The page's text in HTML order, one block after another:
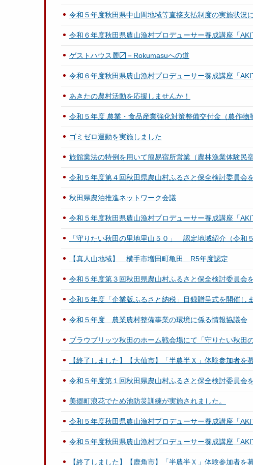
令和５年度秋田県中山間地域等直接支払制度の実施状況
令和６年度秋田県農山漁村プロデューサー養成講座「
ゲストハウス麓〼－Rokumasuへの道
令和６年度秋田県農山漁村プロデューサー養成講座「
あきたの農村活動を応援しませんか！
令和５年度 農業・食品産業強化対策整備交付金（農作物
ゴミゼロ運動を実施しました
旅館業法の特例を用いて簡易宿所営業（農林漁業体験民
令和５年度第４回秋田県農山村ふるさと保全検討委員会
秋田県農泊推進ネットワーク会議
令和５年度秋田県農山漁村プロデューサー養成講座「
「守りたい秋田の里地里山５０」 認定地域紹介（令和
【真人山地域】 横手市増田町亀田 R5年度認定
令和５年度第３回秋田県農山村ふるさと保全検討委員会
令和５年度「企業版ふるさと納税」目録贈呈式を開催し
令和５年度 農業農村整備事業の環境に係る情報協議会
ブラウブリッツ秋田のホーム戦会場にて「守りたい秋田
【終了しました】【大仙市】「半農半Ｘ」体験参加者を
令和５年度第１回秋田県農山村ふるさと保全検討委員会
美郷町浪花でため池防災訓練が実施されました。
令和５年度秋田県農山漁村プロデューサー養成講座「
令和５年度秋田県農山漁村プロデューサー養成講座「
【終了しました】【鹿角市】「半農半Ｘ」体験参加者を